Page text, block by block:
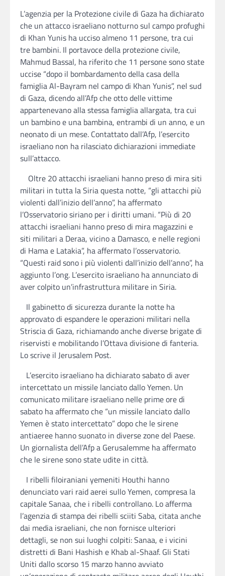
L’agenzia per la Protezione civile di Gaza ha dichiarato
che un attacco israeliano notturno sul campo profughi
di Khan Yunis ha ucciso almeno 11 persone, tra cui
tre bambini. Il portavoce della protezione civile,
Mahmud Bassal, ha riferito che 11 persone sono state
uccise “dopo il bombardamento della casa della
famiglia Al-Bayram nel campo di Khan Yunis”, nel sud
di Gaza, dicendo all’Afp che otto delle vittime
appartenevano alla stessa famiglia allargata, tra cui
un bambino e una bambina, entrambi di un anno, e un
neonato di un mese. Contattato dall’Afp, l’esercito
israeliano non ha rilasciato dichiarazioni immediate
sull’attacco.
Oltre 20 attacchi israeliani hanno preso di mira siti
militari in tutta la Siria questa notte, “gli attacchi più
violenti dall’inizio dell’anno”, ha affermato
l’Osservatorio siriano per i diritti umani. “Più di 20
attacchi israeliani hanno preso di mira magazzini e
siti militari a Deraa, vicino a Damasco, e nelle regioni
di Hama e Latakia”, ha affermato l’osservatorio.
“Questi raid sono i più violenti dall’inizio dell’anno”, ha
aggiunto l’ong. L’esercito israeliano ha annunciato di
aver colpito un’infrastruttura militare in Siria.
Il gabinetto di sicurezza durante la notte ha
approvato di espandere le operazioni militari nella
Striscia di Gaza, richiamando anche diverse brigate di
riservisti e mobilitando l’Ottava divisione di fanteria.
Lo scrive il Jerusalem Post.
L’esercito israeliano ha dichiarato sabato di aver
intercettato un missile lanciato dallo Yemen. Un
comunicato militare israeliano nelle prime ore di
sabato ha affermato che “un missile lanciato dallo
Yemen è stato intercettato” dopo che le sirene
antiaeree hanno suonato in diverse zone del Paese.
Un giornalista dell’Afp a Gerusalemme ha affermato
che le sirene sono state udite in città.
I ribelli filoiraniani yemeniti Houthi hanno
denunciato vari raid aerei sullo Yemen, compresa la
capitale Sanaa, che i ribelli controllano. Lo afferma
l’agenzia di stampa dei ribelli sciiti Saba, citata anche
dai media israeliani, che non fornisce ulteriori
dettagli, se non sui luoghi colpiti: Sanaa, e i vicini
distretti di Bani Hashish e Khab al-Shaaf. Gli Stati
Uniti dallo scorso 15 marzo hanno avviato